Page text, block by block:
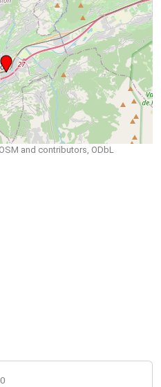
and contributors, ODbL